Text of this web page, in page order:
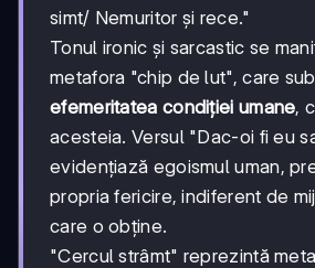
simt/ Nemuritor și rece."
Tonul ironic și sarcastic se
metafora "chip de lut", care
efemeritatea condiției umane,
acesteia. Versul "Dac-oi fi eu
evidențiază egoismul uman,
propria fericire, indiferent de
care o obține.
"Cercul strâmt" reprezintă